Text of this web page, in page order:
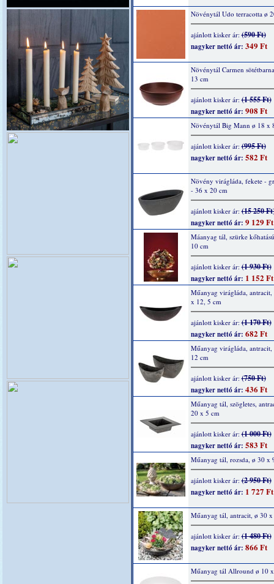
Növénytál Udo terracotta ø
ajánlott kisker ár:(590 Ft)
nagyker nettó ár: 349 Ft
Növénytál Carmen
13 cm
ajánlott kisker ár:(1 555 Ft)
nagyker nettó ár: 908 Ft
Növénytál Big Mann ø 18 x
ajánlott kisker ár:(995 Ft)
nagyker nettó ár: 582 Ft
Növény virágláda, fekete -
- 36 x 20 cm
ajánlott kisker ár:(15 250
nagyker nettó ár: 9 129 Ft
Máanyag tál, szürke
10 cm
ajánlott kisker ár:(1 930 Ft)
nagyker nettó ár: 1 152 Ft
Műanyag virágláda,
x 12, 5 cm
ajánlott kisker ár:(1 170 Ft)
nagyker nettó ár: 682 Ft
Műanyag virágláda,
12 cm
ajánlott kisker ár:(750 Ft)
nagyker nettó ár: 436 Ft
Műanyag tál, szögletes,
20 x 5 cm
ajánlott kisker ár:(1 000 Ft)
nagyker nettó ár: 583 Ft
Műanyag tál, rozsda, ø 30 x
ajánlott kisker ár:(2 950 Ft)
nagyker nettó ár: 1 727 Ft
Műanyag tál, antracit, ø 30
ajánlott kisker ár:(1 480 Ft)
nagyker nettó ár: 866 Ft
Műanyag tál Allround ø 10